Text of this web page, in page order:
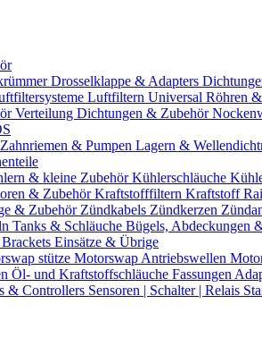
Drosselklappe & Adapters
Luftfiltern Universal Röhren
Verteilung Dichtungen & Zubehör
Zahnriemen & Pumpen Lagern &
& kleine ZubehörKühlerschläuche
& ZubehörKraftstofffiltern Kraftstoff
& Zubehör Zündkabels Zündkerzen
Tanks & Schläuche Bügels, Abdeckungen
Einsätze & Übrige
stütze Motorswap Antriebswellen
Öl- und Kraftstoffschläuche Fassungen
& Controllers Sensoren | Schalter | Relais